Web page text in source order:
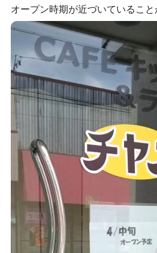
オープン時期が近づいていること